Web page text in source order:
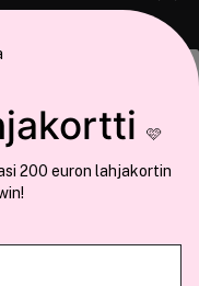
evästeitä
mainosten
tukemiseen ja
näitä tietoja muihin
🩷
200 euron lahjakortin